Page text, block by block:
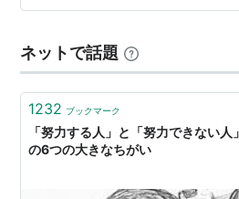
苦役ではなかったようです。 そ
きる人間も、何かをしながら生活
自分がした事の評価によっ…
ネットで話題
1232 ブックマーク
「努力する人」と「努力できない人」
の6つの大きなちがい